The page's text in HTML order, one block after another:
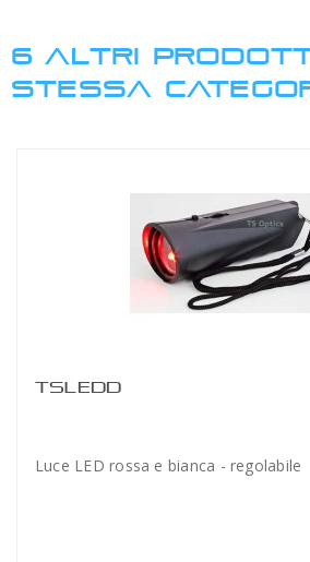
6 ALTRI
STESSA
TSLEDD
Luce LED rossa e bianca - regolabile